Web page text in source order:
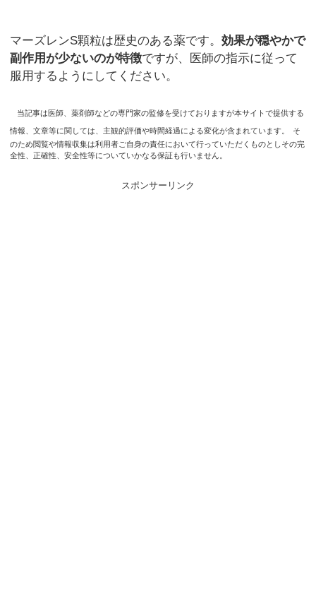
マーズレンS顆粒は歴史のある薬です。効果が穏やかで
副作用が少ないのが特徴ですが、医師の指示に従って
服用するようにしてください。
当記事は医師、薬剤師などの専門家の監修を受けておりますが本サイトで提供する
情報、文章等に関しては、主観的評価や時間経過による変化が含まれています。
そ
のため閲覧や情報収集は利用者ご自身の責任において行っていただくものとしその完
全性、正確性、安全性等についていかなる保証も行いません。
スポンサーリンク